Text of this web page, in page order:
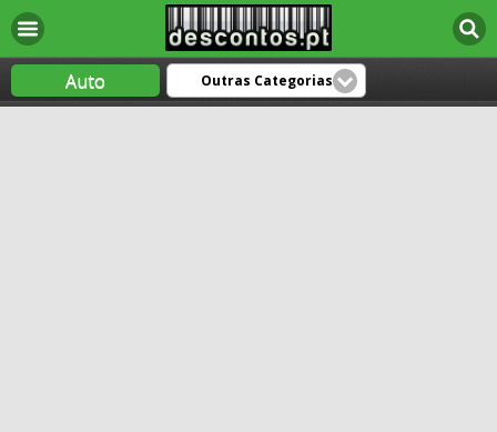
Auto Outras Categorias